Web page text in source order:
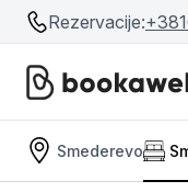
Rezervacije:
Srbija
Smederevo